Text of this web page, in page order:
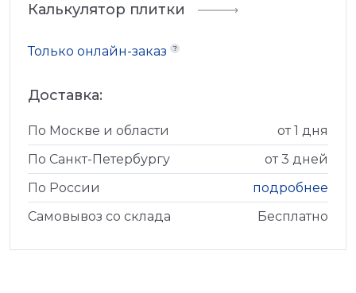
Калькулятор плитки
Только онлайн-заказ
Доставка:
По Москве и области
от 1 дня
По Санкт-Петербургу
от 3 дней
По России
подробнее
Самовывоз со склада
Бесплатно